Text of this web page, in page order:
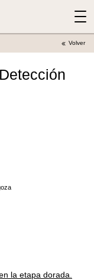
Volver
la etapa dorada.